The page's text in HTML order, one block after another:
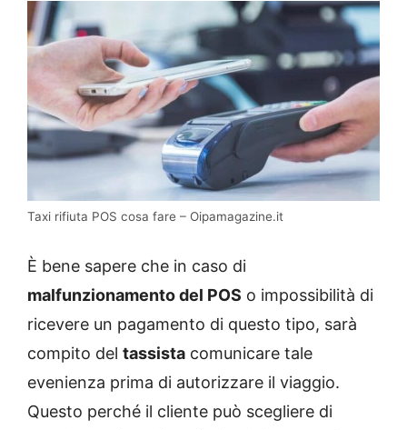
Taxi rifiuta POS cosa fare – Oipamagazine.it
È bene sapere che in caso di
malfunzionamento del POS o impossibilità di
ricevere un pagamento di questo tipo, sarà
compito del tassista comunicare tale
evenienza prima di autorizzare il viaggio.
Questo perché il cliente può scegliere di